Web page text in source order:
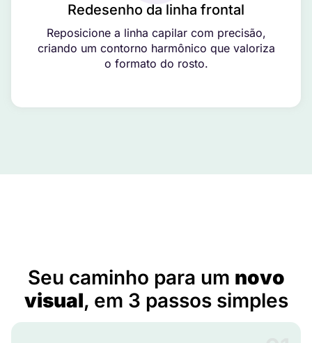
Redesenho da linha frontal
Reposicione a linha capilar com precisão,
criando um contorno harmônico que valoriza
o formato do rosto.
Seu caminho para um novo
visual, em 3 passos simples